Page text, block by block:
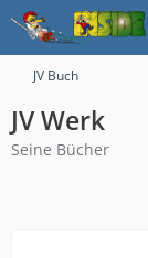
JV Buch
JV Werk
Seine Bücher